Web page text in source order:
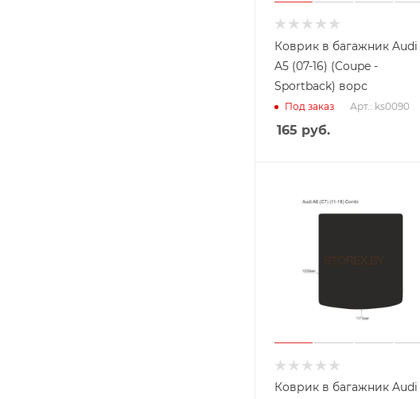
Коврик в багажник Audi
A5 (07-16) (Coupe -
Sportback) ворс
Под заказ Арт.: ks0090
165 руб.
Коврик в багажник Audi